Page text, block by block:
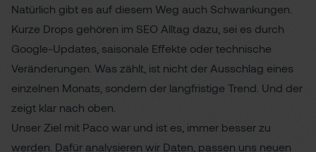
Natürlich gibt es auf diesem Weg auch Schwankungen.
Kurze Drops gehören im SEO Alltag dazu, sei es durch
Google-Updates saisonale Effekte oder technische
Veränderungen . Was zählt, ist nicht der Ausschlag eines
einzelnen Monats, sondern der langfristige Trend. Und der
zeigt klar nach oben.
Unser Ziel mit Paco war und ist es, immer besser zu
werden. Dafür analysieren wir Daten, passen uns neuen